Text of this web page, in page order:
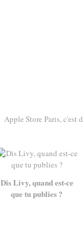
Apple Store Paris, c'est
Dis Livy, quand est-ce
que tu publies ?